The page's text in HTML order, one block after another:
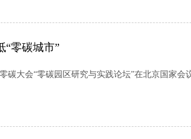
“零碳城市”
零碳大会“零碳园区研究与实践论坛”在北京国家